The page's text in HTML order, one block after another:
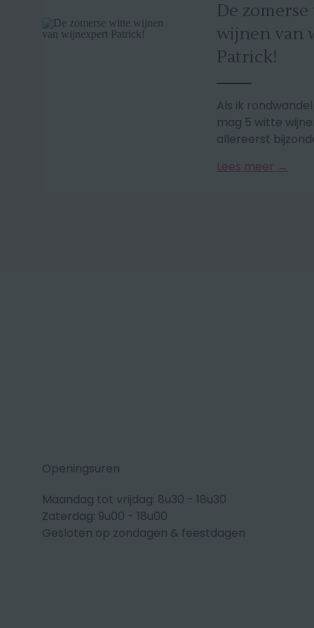
De
wijnen van
Patrick!
Als ik
mag 5 witte
allereerst
Lees meer →
Openingsuren
Maandag tot vrijdag: 8u30 - 18u30
Zaterdag: 9u00 - 18u00
Gesloten op zondagen & feestdagen